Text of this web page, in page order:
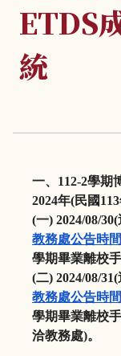
ETDS
統
一、 112-2學期
2024年(民國113
(一) 2024/08/30(
教務處公告時間
學期畢業離校
(二) 2024/08/31(
教務處公告時間
學期畢業離校
洽教務處)。